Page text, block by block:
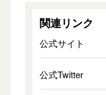
関連リンク
公式サイト
公式Twitter